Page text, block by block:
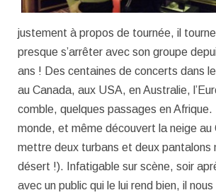
justement à propos de tournée, il
presque s’arrêter avec son groupe
ans ! Des centaines de concerts dans
au Canada, aux USA, en Australie,
comble, quelques passages en
monde, et même découvert la neige au
mettre deux turbans et deux pantalons
désert !). Infatigable sur scène, soir
avec un public qui le lui rend bien, il